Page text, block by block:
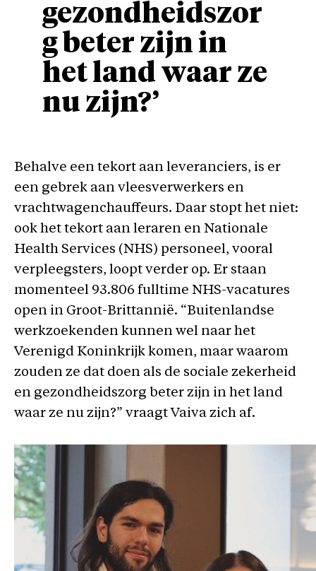
gezondheidszor
g beter zijn in
het land waar ze
nu zijn?’
Behalve een tekort aan leveranciers, is er
een gebrek aan vleesverwerkers en
vrachtwagenchauffeurs. Daar stopt het niet:
ook het tekort aan leraren en Nationale
Health Services (NHS) personeel, vooral
verpleegsters, loopt verder op. Er staan
momenteel 93.806 fulltime NHS-vacatures
open in Groot-Brittannië. “Buitenlandse
werkzoekenden kunnen wel naar het
Verenigd Koninkrijk komen, maar waarom
zouden ze dat doen als de sociale zekerheid
en gezondheidszorg beter zijn in het land
waar ze nu zijn?” vraagt Vaiva zich af.